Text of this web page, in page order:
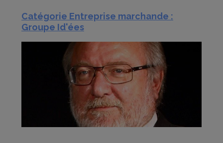
Catégorie Entreprise marchande :
Groupe Id'ées